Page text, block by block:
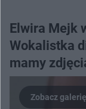
Elwira Mejk
Wokalistka
mamy